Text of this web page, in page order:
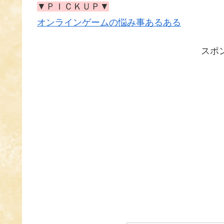
▼ＰＩＣＫＵＰ▼
オンラインゲームの悩み事あるある
スポ